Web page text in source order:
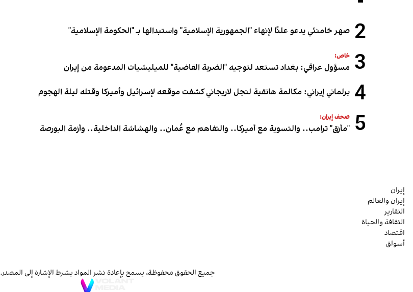
2 صهر خامنئي يدعو علنًا لإنهاء "الجمهورية الإسلامية" واستبدالها بـ "الحكومة الإسلامية"
3 خاص:
مسؤول عراقي: بغداد تستعد لتوجيه "الضربة القاضية" للميليشيات المدعومة من إيران
4 برلماني إيراني: مكالمة هاتفية لنجل لاريجاني كشفت موقعه لإسرائيل وأميركا وقتله ليلة الهجوم
5 صحف إيران:
"مأزق" ترامب.. والتسوية مع أميركا.. والتفاهم مع عُمان.. والهشاشة الداخلية.. وأزمة البورصة
إيران
إيران والعالم
التقارير
الثقافة والحياة
اقتصاد
أسواق
جميع الحقوق محفوظة، يسمح بإعادة نشر المواد بشرط الإشارة إلى المصدر.